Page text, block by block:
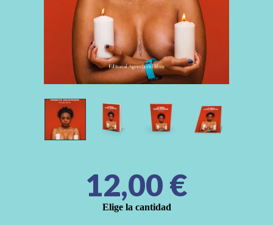
12,00 €
Elige la cantidad